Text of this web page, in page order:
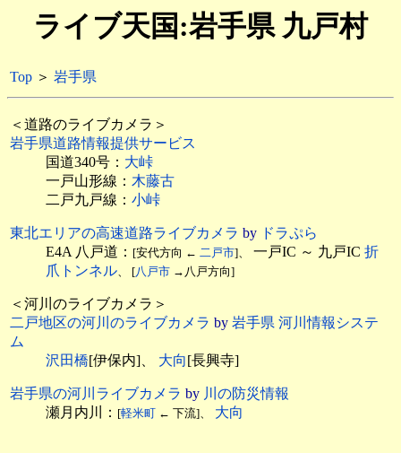
ライブ天国:岩手県 九戸村
Top ＞ 岩手県
＜道路のライブカメラ＞
岩手県道路情報提供サービス
国道340号： 大峠
一戸山形線： 木藤古
二戸九戸線： 小峠
東北エリアの高速道路ライブカメラ by ドラぷら
E4A 八戸道： [安代方向 ← 二戸市]、 一戸IC ～ 九戸IC 折
爪トンネル、 [八戸市 →八戸方向]
＜河川のライブカメラ＞
二戸地区の河川のライブカメラ by 岩手県 河川情報システ
ム
沢田橋[伊保内]、 大向[長興寺]
岩手県の河川ライブカメラ by 川の防災情報
瀬月内川： [軽米町 ← 下流]、 大向